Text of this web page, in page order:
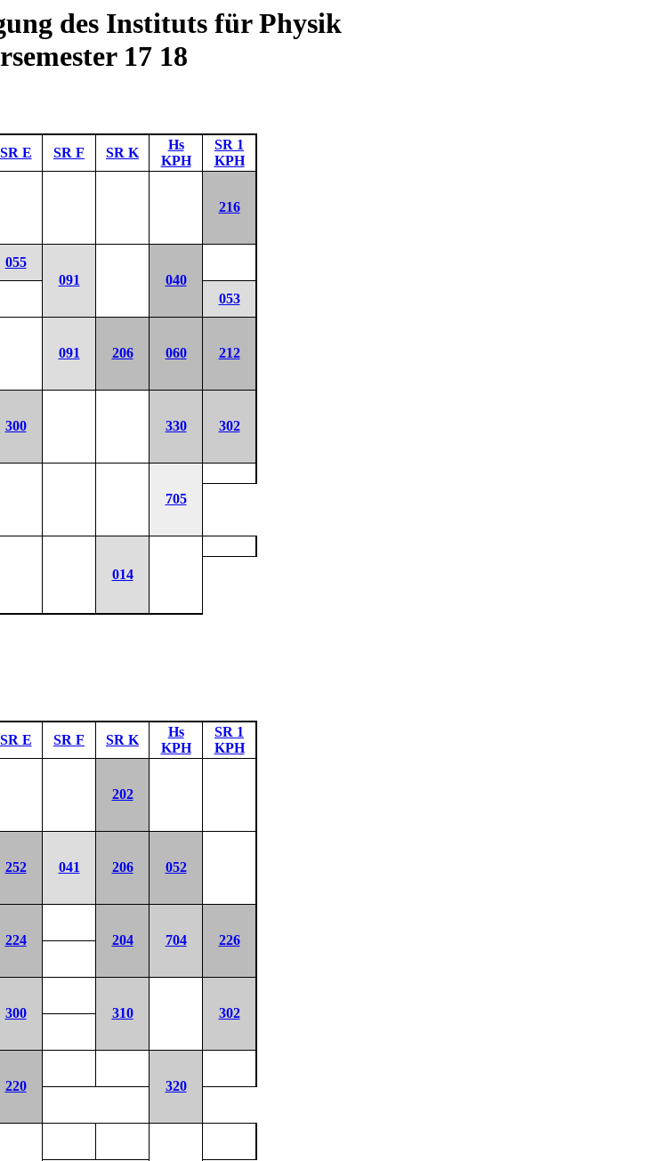
des Instituts für Physik
17 18
SR E SR F SR K
Hs
KPH
SR 1
KPH
216
055
091
040
053
091 206 060 212
300 330 302
705
014
SR E SR F SR K
Hs
KPH
SR 1
KPH
202
252 041 206 052
224 204 704 226
300 310
302
220 320